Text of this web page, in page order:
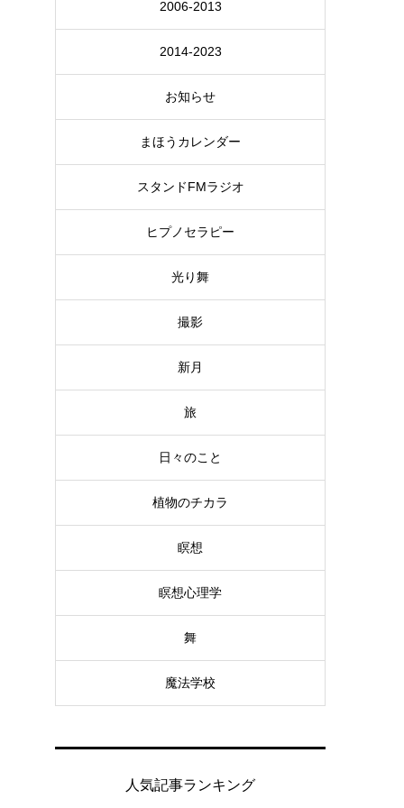
2006-2013
2014-2023
お知らせ
まほうカレンダー
スタンドFMラジオ
ヒプノセラピー
光り舞
撮影
新月
旅
日々のこと
植物のチカラ
瞑想
瞑想心理学
舞
魔法学校
人気記事ランキング